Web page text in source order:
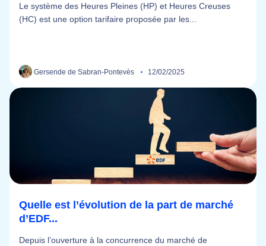
Le système des Heures Pleines (HP) et Heures Creuses
(HC) est une option tarifaire proposée par les...
Gersende de Sabran-Pontevès 12/02/2025
Quelle est l’évolution de la part de marché
d’EDF...
Depuis l’ouverture à la concurrence du marché de